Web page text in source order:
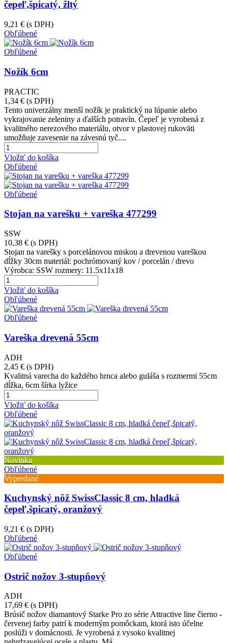
čepeľ,špicatý, žltý
9,21 € (s DPH)
Obľúbené
Obľúbené
Nožík 6cm
PRACTIC
1,34 € (s DPH)
Tento univerzálny menší nožík je praktický na lúpanie alebo
vykrajovanie zeleniny a ďalších potravín. Čepeľ je vyrobená z
kvalitného nerezového materiálu, otvor v plastovej rukoväti
umožňuje zavesenie na závesnú tyč....
Vložiť do košíka
Obľúbené
Obľúbené
Stojan na varešku + vareška 477299
SSW
10,38 € (s DPH)
Stojan na varešky s porcelánovou miskou a drevenou vareškou
dĺžky 30cm materiál: pochrómovaný kov / porcelán / drevo
Výrobca: SSW rozmery: 11.5x11x18
Vložiť do košíka
Obľúbené
Obľúbené
Vareška drevená 55cm
ADH
2,45 € (s DPH)
Kvalitná varecha do každého hrnca alebo guláša s rozmermi 55cm
dĺžka, 6cm šírka lyžice
Vložiť do košíka
Obľúbené
Novinka
Obľúbené
Vypredané
Kuchynský nôž SwissClassic 8 cm, hladká
čepeľ,špicatý, oranžový
9,21 € (s DPH)
Obľúbené
Obľúbené
Ostrič nožov 3-stupňový
ADH
17,69 € (s DPH)
Brúsič nožov diamantový Starke Pro zo série Attractive line čierno -
červenej farby patrí k moderným pomôckam, ktorá isto účelne
poslúži v domácnosti. Je vyrobená z vysoko kvalitnej